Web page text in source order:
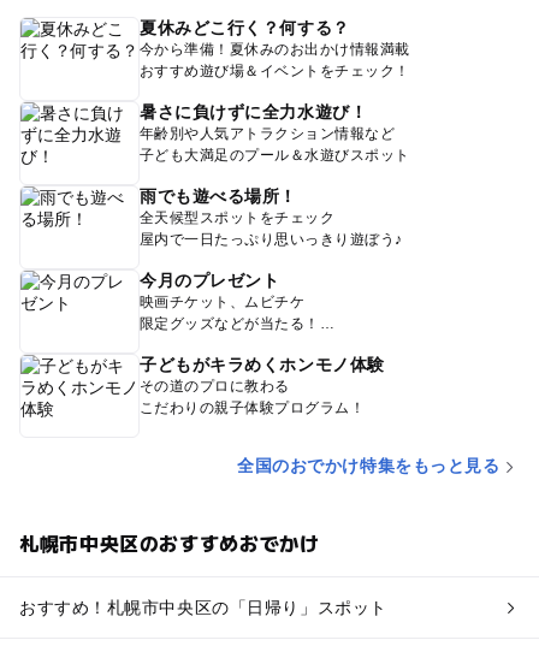
夏休みどこ行く？何する？
今から準備！夏休みのお出かけ情報満載
おすすめ遊び場＆イベントをチェック！
暑さに負けずに全力水遊び！
年齢別や人気アトラクション情報など
子ども大満足のプール＆水遊びスポット
雨でも遊べる場所！
全天候型スポットをチェック
屋内で一日たっぷり思いっきり遊ぼう♪
今月のプレゼント
映画チケット、ムビチケ
限定グッズなどが当たる！
子どもがキラめくホンモノ体験
その道のプロに教わる
こだわりの親子体験プログラム！
全国のおでかけ特集をもっと見る
札幌市中央区のおすすめおでかけ
おすすめ！札幌市中央区の「日帰り」スポット